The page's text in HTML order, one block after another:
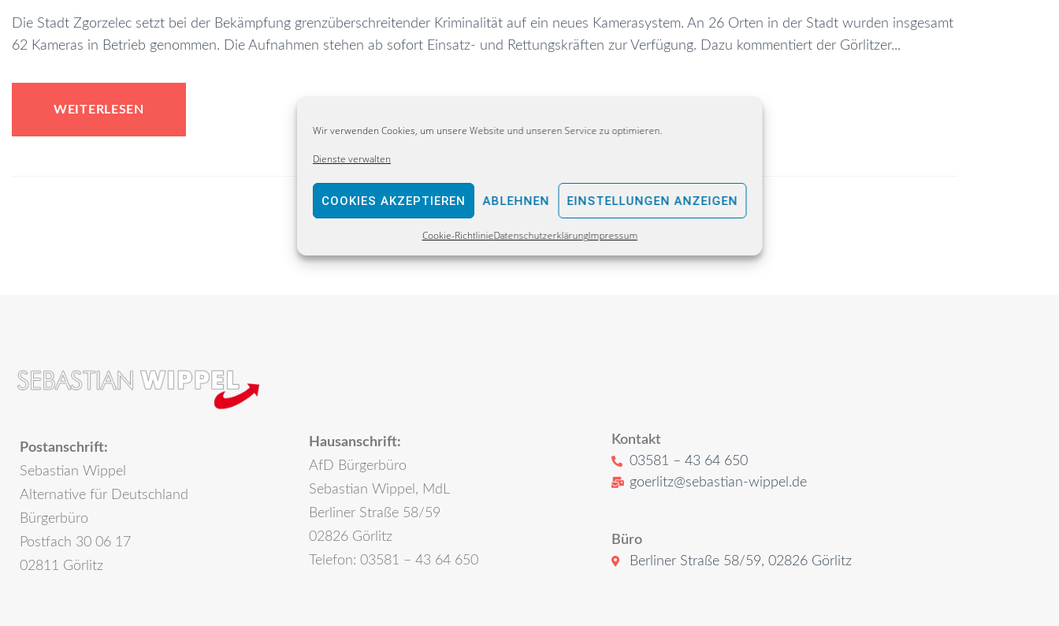
Wir verwenden Cookies, um unsere Website und unseren Service zu optimieren.
Dienste verwalten
COOKIES AKZEPTIEREN ABLEHNEN EINSTELLUNGEN ANZEIGEN
Cookie-RichtlinieDatenschutzerklärungImpressum
Die Stadt Zgorzelec setzt bei der Bekämpfung grenzüberschreitender Kriminalität auf ein neues Kamerasystem. An 26 Orten in der Stadt wurden insgesamt
62 Kameras in Betrieb genommen. Die Aufnahmen stehen ab sofort Einsatz- und Rettungskräften zur Verfügung. Dazu kommentiert der Görlitzer...
WEITERLESEN
Postanschrift:
Sebastian Wippel
Alternative für Deutschland
Bürgerbüro
Postfach 30 06 17
02811 Görlitz
Hausanschrift:
AfD Bürgerbüro
Sebastian Wippel, MdL
Berliner Straße 58/59
02826 Görlitz
Telefon: 03581 – 43 64 650
Kontakt
03581 – 43 64 650
goerlitz@sebastian-wippel.de
Büro
Berliner Straße 58/59, 02826 Görlitz